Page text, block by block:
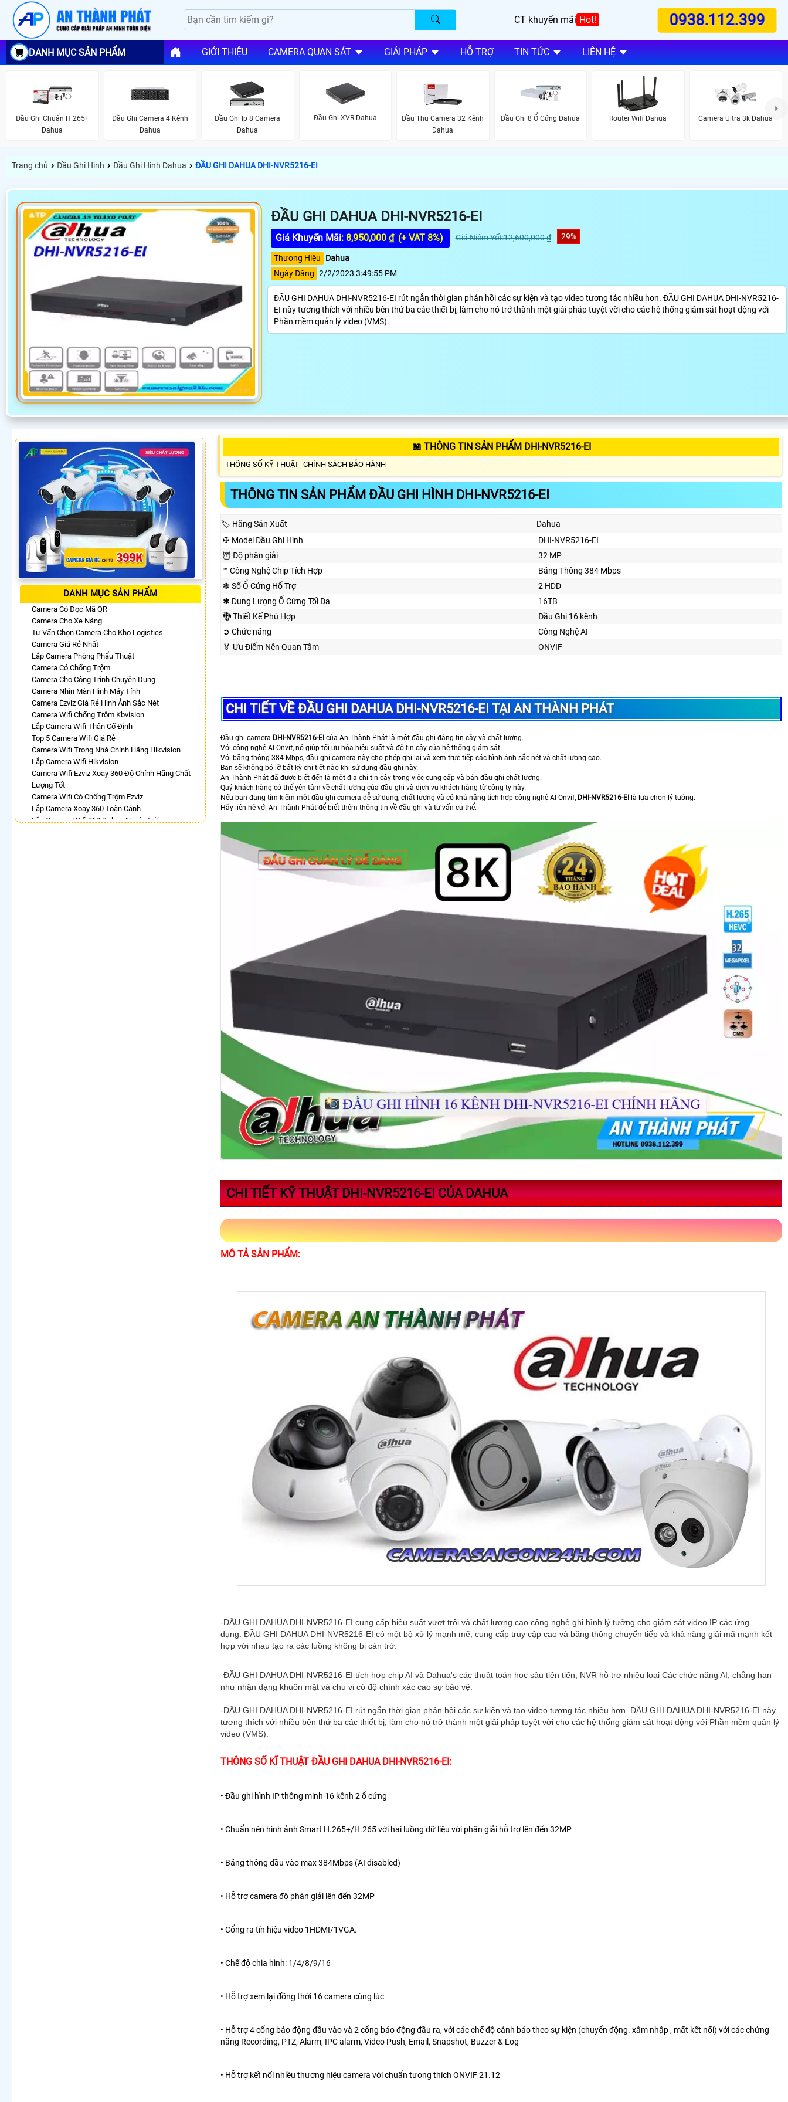
CT khuyến mãi Hot! 0938.112.399
DANH MỤC SẢN PHẨM GIỚI THIỆU CAMERA QUAN SÁT GIẢI PHÁP HỖ TRỢ TIN TỨC LIÊN HỆ
Đầu Ghi Chuẩn H.265+
Dahua
Đầu Ghi Camera 4 Kênh
Dahua
Đầu Ghi Ip 8 Camera
Dahua
Đầu Ghi XVR Dahua
Đầu Thu Camera 32 Kênh
Dahua
Đầu Ghi 8 Ổ Cứng Dahua Router Wifi Dahua Camera Ultra 3k Dahua
Trang chủ › Đầu Ghi Hình › Đầu Ghi Hình Dahua › ĐẦU GHI DAHUA DHI-NVR5216-EI
ĐẦU GHI DAHUA DHI-NVR5216-EI
Giá Khuyến Mãi: 8,950,000 ₫ (+ VAT 8%) Giá Niêm Yết:12,600,000 ₫ 29%
Thương Hiệu
Dahua
Ngày Đăng 2/2/2023 3:49:55 PM
ĐẦU GHI DAHUA DHI-NVR5216-EI rút ngắn thời gian phản hồi các sự kiện và tạo video tương tác nhiều hơn. ĐẦU GHI DAHUA DHI-NVR5216-
EI này tương thích với nhiều bên thứ ba các thiết bị, làm cho nó trở thành một giải pháp tuyệt vời cho các hệ thống giám sát hoạt động với
Phần mềm quản lý video (VMS).
DANH MỤC SẢN PHẨM
Camera Có Đọc Mã QR
Camera Cho Xe Nâng
Tư Vấn Chọn Camera Cho Kho Logistics
Camera Giá Rẻ Nhất
Lắp Camera Phòng Phẩu Thuật
Camera Có Chống Trộm
Camera Cho Công Trình Chuyên Dụng
Camera Nhìn Màn Hình Máy Tính
Camera Ezviz Giá Rẻ Hình Ảnh Sắc Nét
Camera Wifi Chống Trộm Kbvision
Lắp Camera Wifi Thân Cố Định
Top 5 Camera Wifi Giá Rẻ
Camera Wifi Trong Nhà Chính Hãng Hikvision
Lắp Camera Wifi Hikvision
Camera Wifi Ezviz Xoay 360 Độ Chính Hãng Chất
Lượng Tốt
Camera Wifi Có Chống Trộm Ezviz
Lắp Camera Xoay 360 Toàn Cảnh
Lắp Camera Wifi 360 Dahua Ngoài Trời
📖 THÔNG TIN SẢN PHẨM DHI-NVR5216-EI
THÔNG SỐ KỸ THUẬT CHÍNH SÁCH BẢO HÀNH
THÔNG TIN SẢN PHẨM ĐẦU GHI HÌNH DHI-NVR5216-EI
🏷 Hãng Sản Xuất
Dahua
✠ Model Đầu Ghi Hình
DHI-NVR5216-EI
🦉 Độ phân giải
32 MP
™️ Công Nghệ Chip Tích Hợp
Băng Thông 384 Mbps
❃ Số Ổ Cứng Hổ Trợ
2 HDD
✱ Dung Lượng Ổ Cứng Tối Đa
16TB
🐉️ Thiết Kế Phù Hợp
Đầu Ghi 16 kênh
➲ Chức năng
Công Nghệ AI
️🏅️ Ưu Điểm Nên Quan Tâm
ONVIF
CHI TIẾT VỀ ĐẦU GHI DAHUA DHI-NVR5216-EI TẠI AN THÀNH PHÁT
Đầu ghi camera DHI-NVR5216-EI của An Thành Phát là một đầu ghi đáng tin cậy và chất lượng.
Với công nghệ AI Onvif, nó giúp tối ưu hóa hiệu suất và độ tin cậy của hệ thống giám sát.
Với băng thông 384 Mbps, đầu ghi camera này cho phép ghi lại và xem trực tiếp các hình ảnh sắc nét và chất lượng cao.
Bạn sẽ không bỏ lỡ bất kỳ chi tiết nào khi sử dụng đầu ghi này.
An Thành Phát đã được biết đến là một địa chỉ tin cậy trong việc cung cấp và bán đầu ghi chất lượng.
Quý khách hàng có thể yên tâm về chất lượng của đầu ghi và dịch vụ khách hàng từ công ty này.
Nếu bạn đang tìm kiếm một đầu ghi camera dễ sử dụng, chất lượng và có khả năng tích hợp công nghệ AI Onvif, DHI-NVR5216-EI
là lựa chọn lý tưởng.
Hãy liên hệ với An Thành Phát để biết thêm thông tin về đầu ghi và tư vấn cụ thể.
CHI TIẾT KỸ THUẬT DHI-NVR5216-EI CỦA DAHUA
MÔ TẢ SẢN PHẨM:
-ĐẦU GHI DAHUA DHI-NVR5216-EI cung cấp hiệu suất vượt trội và chất lượng cao công nghệ ghi hình lý tưởng cho giám sát video IP các ứng
dụng. ĐẦU GHI DAHUA DHI-NVR5216-EI có một bộ xử lý mạnh mẽ, cung cấp truy cập cao và băng thông chuyển tiếp và khả năng giải mã mạnh kết
hợp với nhau tạo ra các luồng không bị cản trở.
-ĐẦU GHI DAHUA DHI-NVR5216-EI tích hợp chip AI và Dahua's các thuật toán học sâu tiên tiến, NVR hỗ trợ nhiều loại Các chức năng AI, chẳng hạn
như nhận dạng khuôn mặt và chu vi có độ chính xác cao sự bảo vệ.
-ĐẦU GHI DAHUA DHI-NVR5216-EI rút ngắn thời gian phản hồi các sự kiện và tạo video tương tác nhiều hơn. ĐẦU GHI DAHUA DHI-NVR5216-EI này
tương thích với nhiều bên thứ ba các thiết bị, làm cho nó trở thành một giải pháp tuyệt vời cho các hệ thống giám sát hoạt động với Phần mềm quản lý
video (VMS).
THÔNG SỐ KĨ THUẬT ĐẦU GHI DAHUA DHI-NVR5216-EI:
• Đầu ghi hình IP thông minh 16 kênh 2 ổ cứng
• Chuẩn nén hình ảnh Smart H.265+/H.265 với hai luồng dữ liệu với phân giải hỗ trợ lên đến 32MP
• Băng thông đầu vào max 384Mbps (AI disabled)
• Hỗ trợ camera độ phân giải lên đến 32MP
• Cổng ra tín hiệu video 1HDMI/1VGA.
• Chế độ chia hình: 1/4/8/9/16
• Hỗ trợ xem lại đồng thời 16 camera cùng lúc
• Hỗ trợ 4 cổng báo động đầu vào và 2 cổng báo động đầu ra, với các chế độ cảnh báo theo sự kiện (chuyển động. xâm nhập , mất kết nối) với các chứng
năng Recording, PTZ, Alarm, IPC alarm, Video Push, Email, Snapshot, Buzzer & Log
• Hỗ trợ kết nối nhiều thương hiệu camera với chuẩn tương thích ONVIF 21.12